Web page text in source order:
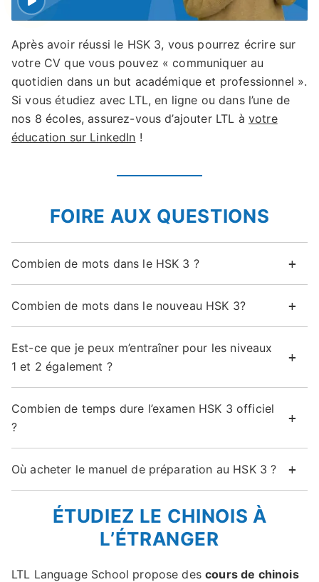
Après avoir réussi le HSK 3, vous pourrez écrire sur
votre CV que vous pouvez « communiquer au
quotidien dans un but académique et professionnel ».
Si vous étudiez avec LTL, en ligne ou dans l’une de
nos 8 écoles, assurez-vous d’ajouter LTL à votre
éducation sur LinkedIn !
FOIRE AUX QUESTIONS
Combien de mots dans le HSK 3 ?
Combien de mots dans le nouveau HSK 3?
Est-ce que je peux m’entraîner pour les niveaux
1 et 2 également ?
Combien de temps dure l’examen HSK 3 officiel
?
Où acheter le manuel de préparation au HSK 3 ?
ÉTUDIEZ LE CHINOIS À
L’ÉTRANGER
LTL Language School propose descours de chinois